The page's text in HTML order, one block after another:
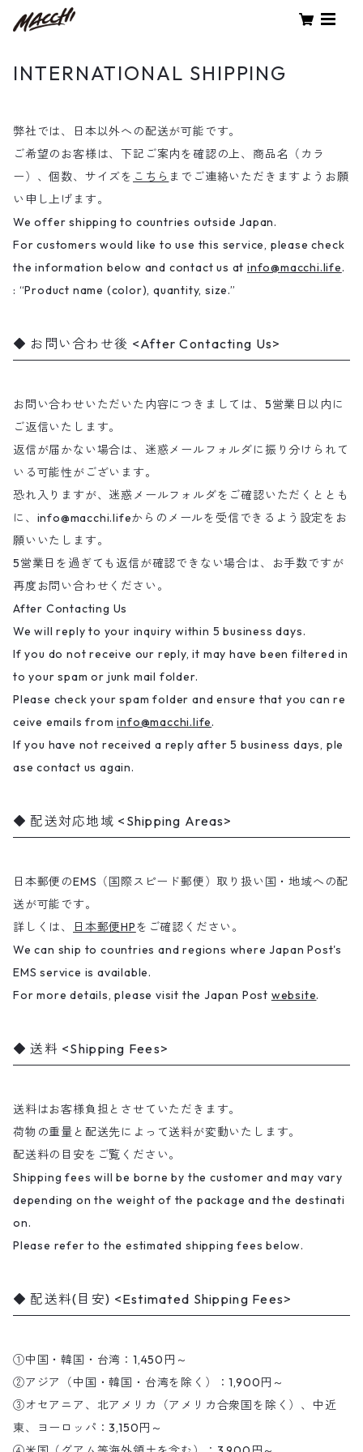
INTERNATIONAL SHIPPING
弊社では、日本以外への配送が可能です。
ご希望のお客様は、下記ご案内を確認の上、商品名（カラ
ー）、個数、サイズを こちら までご連絡いただきますようお願
い申し上げます。
We offer shipping to countries outside Japan.
For customers would like to use this service, please check
the information below and contact us at info@macchi.life.
: “Product name (color), quantity, size.”
お問い合わせ後 <After Contacting Us>
お問い合わせいただいた内容につきましては、5営業日以内に
ご返信いたします。
返信が届かない場合は、迷惑メールフォルダに振り分けられて
いる可能性がございます。
恐れ入りますが、迷惑メールフォルダをご確認いただくととも
に、 info@macchi.lifeからのメールを受信できるよう設定をお
願いいたします。
5営業日を過ぎても返信が確認できない場合は、お手数ですが
再度お問い合わせください。
After Contacting Us
We will reply to your inquiry within 5 business days.
If you do not receive our reply, it may have been filtered in
to your spam or junk mail folder.
Please check your spam folder and ensure that you can re
ceive emails frominfo@macchi.life.
If you have not received a reply after 5 business days, ple
ase contact us again.
配送対応地域 <Shipping Areas>
日本郵便のEMS（国際スピード郵便）取り扱い国・地域への配
送が可能です。
詳しくは、
日本郵便HPをご確認ください。
We can ship to countries and regions where Japan Post's
EMS service is available.
For more details, please visit the Japan Post website.
送料 <Shipping Fees>
送料はお客様負担とさせていただきます。
荷物の重量と配送先によって送料が変動いたします。
配送料の目安をご覧ください。
Shipping fees will be borne by the customer and may vary
depending on the weight of the package and the destinati
on.
Please refer to the estimated shipping fees below.
配送料(目安) <Estimated Shipping Fees>
①中国・韓国・台湾：1,450円～
②アジア（中国・韓国・台湾を除く）：1,900円～
③オセアニア、北アメリカ（アメリカ合衆国を除く）、中近
東、ヨーロッパ：3,150円～